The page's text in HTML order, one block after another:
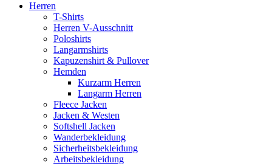
Herren
T-Shirts
Herren V-Ausschnitt
Poloshirts
Langarmshirts
Kapuzenshirt & Pullover
Hemden
Kurzarm Herren
Langarm Herren
Fleece Jacken
Jacken & Westen
Softshell Jacken
Wanderbekleidung
Sicherheitsbekleidung
Arbeitsbekleidung